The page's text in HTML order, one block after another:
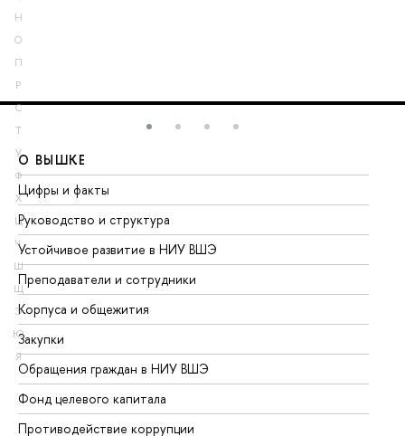
Н
О
П
Р
С
Т
У
Ф
Х
Ц
Ч
Ш
Щ
Э
Ю
Я
О ВЫШКЕ
Цифры и факты
Руководство и структура
Устойчивое развитие в НИУ ВШЭ
Преподаватели и сотрудники
Корпуса и общежития
Закупки
Обращения граждан в НИУ ВШЭ
Фонд целевого капитала
Противодействие коррупции